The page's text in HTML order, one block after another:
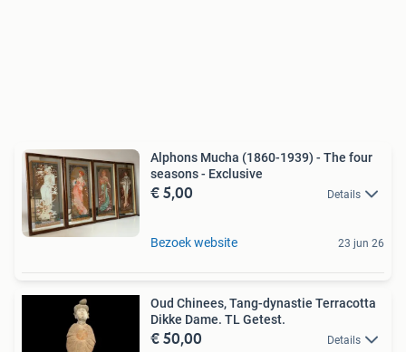
Alphons Mucha (1860-1939) - The four
seasons - Exclusive
€ 5,00 Details
Bezoek website 23 jun 26
Oud Chinees, Tang-dynastie Terracotta
Dikke Dame. TL Getest.
€ 50,00 Details